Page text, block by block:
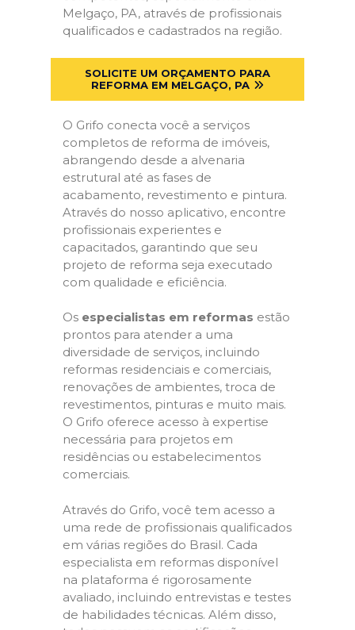
Melgaço, PA, através de profissionais
qualificados e cadastrados na região.
SOLICITE UM ORÇAMENTO PARA
REFORMA EM MELGAÇO, PA
O Grifo conecta você a serviços
completos de reforma de imóveis,
abrangendo desde a alvenaria
estrutural até as fases de
acabamento, revestimento e pintura.
Através do nosso aplicativo, encontre
profissionais experientes e
capacitados, garantindo que seu
projeto de reforma seja executado
com qualidade e eficiência.
Os especialistas em reformas estão
prontos para atender a uma
diversidade de serviços, incluindo
reformas residenciais e comerciais,
renovações de ambientes, troca de
revestimentos, pinturas e muito mais.
O Grifo oferece acesso à expertise
necessária para projetos em
residências ou estabelecimentos
comerciais.
Através do Grifo, você tem acesso a
uma rede de profissionais qualificados
em várias regiões do Brasil. Cada
especialista em reformas disponível
na plataforma é rigorosamente
avaliado, incluindo entrevistas e testes
de habilidades técnicas. Além disso,